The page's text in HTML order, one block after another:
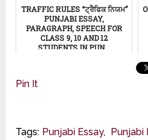
TRAFFIC RULES “ਟ੍ਰੈਫਿਕ ਨਿਯਮ”
PUNJABI ESSAY,
PARAGRAPH, SPEECH FOR
CLASS 9, 10 AND 12
STUDENTS IN PUN...
Pin It
Tags: Punjabi Essay, Punjabi